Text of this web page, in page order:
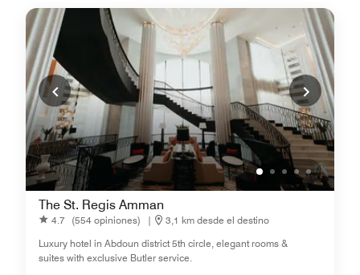
The St. Regis Amman
4.7 (554 opiniones) |
3,1 km desde el destino
Luxury hotel in Abdoun district 5th circle, elegant rooms &
suites with exclusive Butler service.